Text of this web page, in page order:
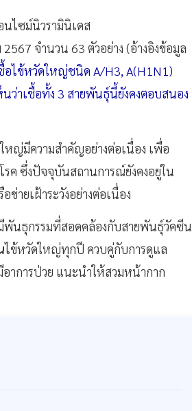
นไซม์นิวรามินิเดส
จำนวน 63 ตัวอย่าง (อ้างอิงข้อมูล
อไข้หวัดใหญ่ชนิด A/H3, A(H1N1)
ว่าเชื้อทั้ง 3 สายพันธุ์นี้ยังคงตอบสนอง
หญ่มีความสำคัญอย่างต่อเนื่อง เพื่อ
ค ซึ่งปัจจุบันสถานการณ์ยังคงอยู่ใน
ายเฝ้าระวังอย่างต่อเนื่อง
นธุกรรมที่สอดคล้องกับสายพันธุ์วัคซีน
ไข้หวัดใหญ่ทุกปี ควบคู่กับการดูแล
าการป่วย แนะนำให้สวมหน้ากาก